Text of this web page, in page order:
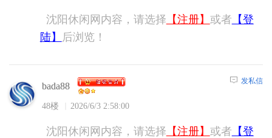
沈阳休闲网内容，请选择 【注册】 或者 【登
陆】
后浏览！
bada88
48楼 2026/6/3 2:58:00
发私信
沈阳休闲网内容，请选择 【注册】 或者 【登